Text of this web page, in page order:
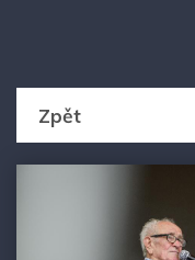
Zpět